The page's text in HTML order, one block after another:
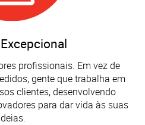
profissionais. Em vez de
gente que trabalha em
clientes, desenvolvendo
para dar vida às suas